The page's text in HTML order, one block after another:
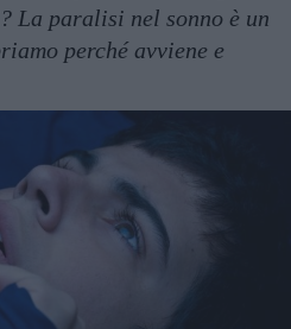
La paralisi nel sonno è un
perché avviene e